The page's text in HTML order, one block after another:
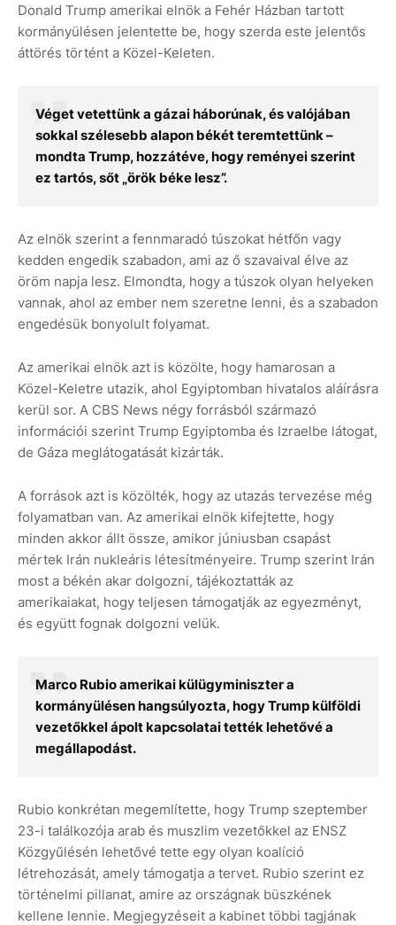
Donald Trump amerikai elnök a Fehér Házban tartott
kormányülésen jelentette be, hogy szerda este jelentős
áttörés történt a Közel-Keleten.
Véget vetettünk a gázai háborúnak, és valójában
sokkal szélesebb alapon békét teremtettünk –
mondta Trump, hozzátéve, hogy reményei szerint
ez tartós, sőt „örök béke lesz”.
Az elnök szerint a fennmaradó túszokat hétfőn vagy
kedden engedik szabadon, ami az ő szavaival élve az
öröm napja lesz. Elmondta, hogy a túszok olyan helyeken
vannak, ahol az ember nem szeretne lenni, és a szabadon
engedésük bonyolult folyamat.
Az amerikai elnök azt is közölte, hogy hamarosan a
Közel-Keletre utazik, ahol Egyiptomban hivatalos aláírásra
kerül sor. A CBS News négy forrásból származó
információi szerint Trump Egyiptomba és Izraelbe látogat,
de Gáza meglátogatását kizárták.
A források azt is közölték, hogy az utazás tervezése még
folyamatban van. Az amerikai elnök kifejtette, hogy
minden akkor állt össze, amikor júniusban csapást
mértek Irán nukleáris létesítményeire. Trump szerint Irán
most a békén akar dolgozni, tájékoztatták az
amerikaiakat, hogy teljesen támogatják az egyezményt,
és együtt fognak dolgozni velük.
Marco Rubio amerikai külügyminiszter a
kormányülésen hangsúlyozta, hogy Trump külföldi
vezetőkkel ápolt kapcsolatai tették lehetővé a
megállapodást.
Rubio konkrétan megemlítette, hogy Trump szeptember
23-i találkozója arab és muszlim vezetőkkel az ENSZ
Közgyűlésén lehetővé tette egy olyan koalíció
létrehozását, amely támogatja a tervet. Rubio szerint ez
történelmi pillanat, amire az országnak büszkének
kellene lennie. Megjegyzéseit a kabinet többi tagjának